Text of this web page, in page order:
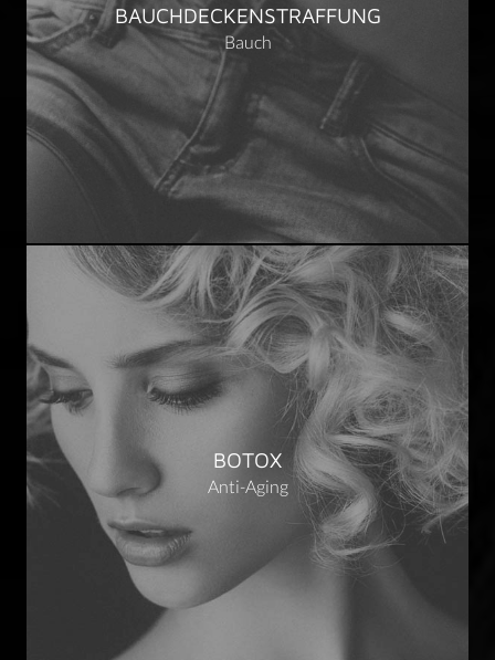
BAUCHDECKENSTRAFFUNG
Bauch
BOTOX
Anti-Aging